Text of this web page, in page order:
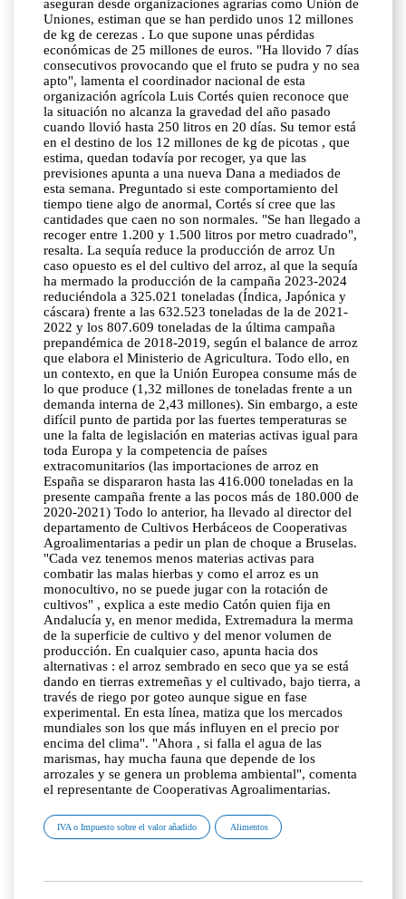
aseguran desde organizaciones agrarias como Unión de
Uniones, estiman que se han perdido unos 12 millones
de kg de cerezas . Lo que supone unas pérdidas
económicas de 25 millones de euros. "Ha llovido 7 días
consecutivos provocando que el fruto se pudra y no sea
apto", lamenta el coordinador nacional de esta
organización agrícola Luis Cortés quien reconoce que
la situación no alcanza la gravedad del año pasado
cuando llovió hasta 250 litros en 20 días. Su temor está
en el destino de los 12 millones de kg de picotas , que
estima, quedan todavía por recoger, ya que las
previsiones apunta a una nueva Dana a mediados de
esta semana. Preguntado si este comportamiento del
tiempo tiene algo de anormal, Cortés sí cree que las
cantidades que caen no son normales. "Se han llegado a
recoger entre 1.200 y 1.500 litros por metro cuadrado",
resalta. La sequía reduce la producción de arroz Un
caso opuesto es el del cultivo del arroz, al que la sequía
ha mermado la producción de la campaña 2023-2024
reduciéndola a 325.021 toneladas (Índica, Japónica y
cáscara) frente a las 632.523 toneladas de la de 2021-
2022 y los 807.609 toneladas de la última campaña
prepandémica de 2018-2019, según el balance de arroz
que elabora el Ministerio de Agricultura. Todo ello, en
un contexto, en que la Unión Europea consume más de
lo que produce (1,32 millones de toneladas frente a un
demanda interna de 2,43 millones). Sin embargo, a este
difícil punto de partida por las fuertes temperaturas se
une la falta de legislación en materias activas igual para
toda Europa y la competencia de países
extracomunitarios (las importaciones de arroz en
España se dispararon hasta las 416.000 toneladas en la
presente campaña frente a las pocos más de 180.000 de
2020-2021) Todo lo anterior, ha llevado al director del
departamento de Cultivos Herbáceos de Cooperativas
Agroalimentarias a pedir un plan de choque a Bruselas.
"Cada vez tenemos menos materias activas para
combatir las malas hierbas y como el arroz es un
monocultivo, no se puede jugar con la rotación de
cultivos" , explica a este medio Catón quien fija en
Andalucía y, en menor medida, Extremadura la merma
de la superficie de cultivo y del menor volumen de
producción. En cualquier caso, apunta hacia dos
alternativas : el arroz sembrado en seco que ya se está
dando en tierras extremeñas y el cultivado, bajo tierra, a
través de riego por goteo aunque sigue en fase
experimental. En esta línea, matiza que los mercados
mundiales son los que más influyen en el precio por
encima del clima". "Ahora , si falla el agua de las
marismas, hay mucha fauna que depende de los
arrozales y se genera un problema ambiental", comenta
el representante de Cooperativas Agroalimentarias.
IVA o Impuesto sobre el valor añadido Alimentos